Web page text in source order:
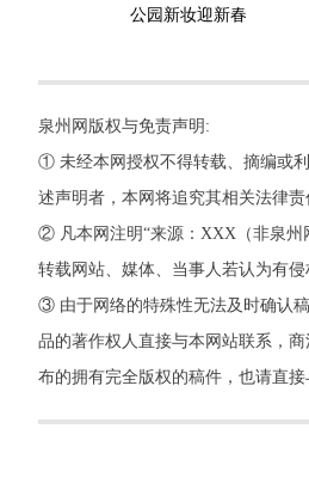
公园新妆迎新春
泉州网版权与免责声明:
① 未经本网授权不得转载、摘编或
述声明者，本网将追究其相关法律
② 凡本网注明“来源：XXX（非泉州
转载网站、媒体、当事人若认为有
③ 由于网络的特殊性无法及时确认
品的著作权人直接与本网站联系，
布的拥有完全版权的稿件，也请直接